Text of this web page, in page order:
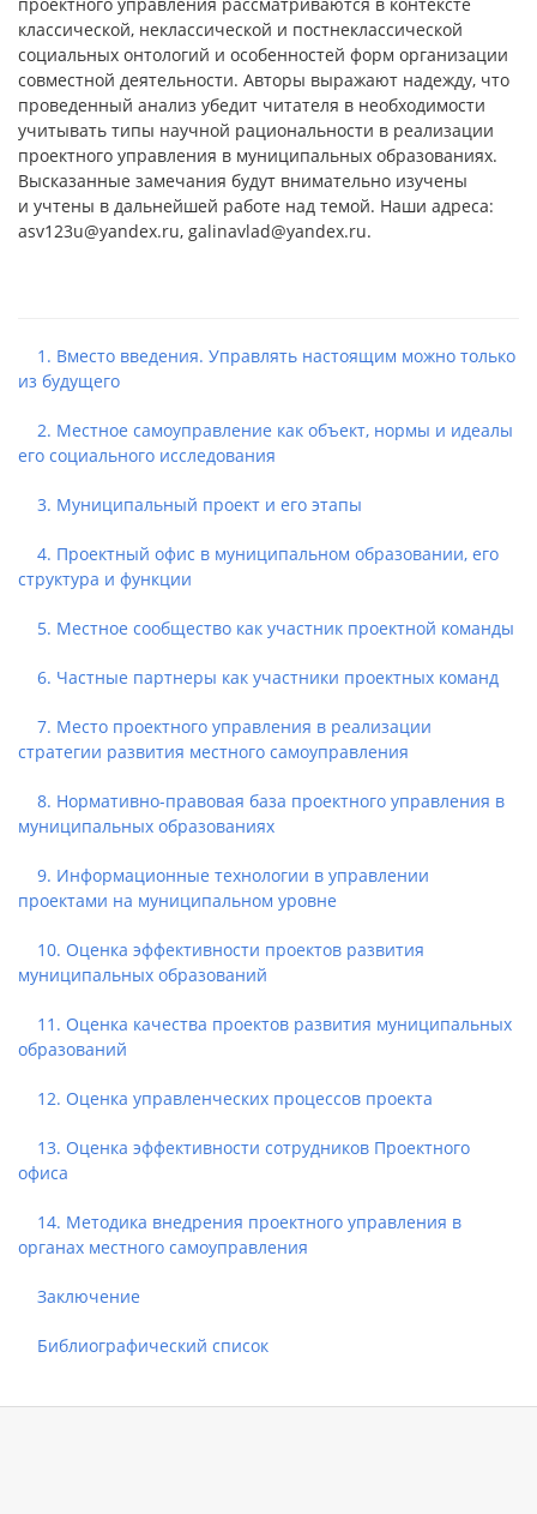
классической, неклассической и постнеклассической
социальных онтологий и особенностей форм организации
совместной деятельности. Авторы выражают надежду, что
проведенный анализ убедит читателя в необходимости
учитывать типы научной рациональности в реализации
проектного управления в муниципальных образованиях.
Высказанные замечания будут внимательно изучены
и учтены в дальнейшей работе над темой. Наши адреса:
asv123u@yandex.ru, galinavlad@yandex.ru.
1. Вместо введения. Управлять настоящим можно только
из будущего
2. Местное самоуправление как объект, нормы и идеалы
его социального исследования
3. Муниципальный проект и его этапы
4. Проектный офис в муниципальном образовании, его
структура и функции
5. Местное сообщество как участник проектной команды
6. Частные партнеры как участники проектных команд
7. Место проектного управления в реализации
стратегии развития местного самоуправления
8. Нормативно-правовая база проектного управления в
муниципальных образованиях
9. Информационные технологии в управлении
проектами на муниципальном уровне
10. Оценка эффективности проектов развития
муниципальных образований
11. Оценка качества проектов развития муниципальных
образований
12. Оценка управленческих процессов проекта
13. Оценка эффективности сотрудников Проектного
офиса
14. Методика внедрения проектного управления в
органах местного самоуправления
Заключение
Библиографический список